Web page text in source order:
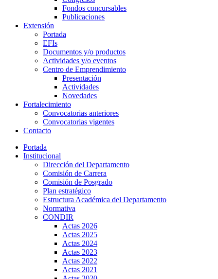
Fondos concursables
Publicaciones
Extensión
Portada
EFIs
Documentos y/o productos
Actividades y/o eventos
Centro de Emprendimiento
Presentación
Actividades
Novedades
Fortalecimiento
Convocatorias anteriores
Convocatorias vigentes
Contacto
Portada
Institucional
Dirección del Departamento
Comisión de Carrera
Comisión de Posgrado
Plan estratégico
Estructura Académica del Departamento
Normativa
CONDIR
Actas 2026
Actas 2025
Actas 2024
Actas 2023
Actas 2022
Actas 2021